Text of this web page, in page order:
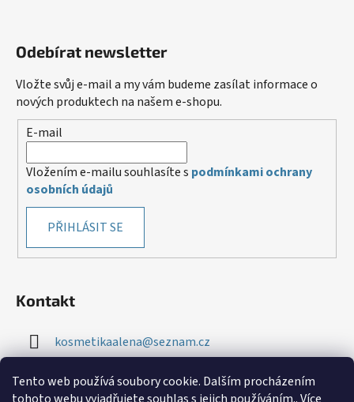
Tento web používá soubory cookie. Dalším procházením
Odebírat newsletter
Vložte svůj e-mail a my vám budeme zasílat informace o
nových produktech na našem e-shopu.
E-mail
Vložením e-mailu souhlasíte s podmínkami ochrany
osobních údajů
PŘIHLÁSIT SE
Kontakt
kosmetikaalena@seznam.cz
+420 724 276 534